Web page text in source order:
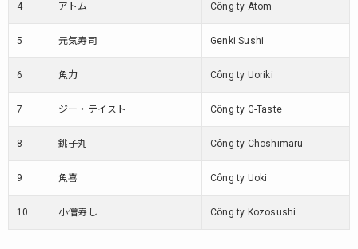
4 アトム Công ty Atom
5 元気寿司 Genki Sushi
6 魚力 Công ty Uoriki
7 ジー・テイスト Công ty G-Taste
8 銚子丸 Công ty Choshimaru
9 魚喜 Công ty Uoki
10 小僧寿し Công ty Kozosushi